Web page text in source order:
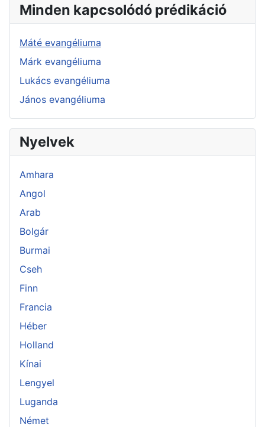
Minden kapcsolódó prédikáció
Máté evangéliuma
Márk evangéliuma
Lukács evangéliuma
János evangéliuma
Nyelvek
Amhara
Angol
Arab
Bolgár
Burmai
Cseh
Finn
Francia
Héber
Holland
Kínai
Lengyel
Luganda
Német